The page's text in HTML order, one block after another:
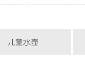
儿童水壶